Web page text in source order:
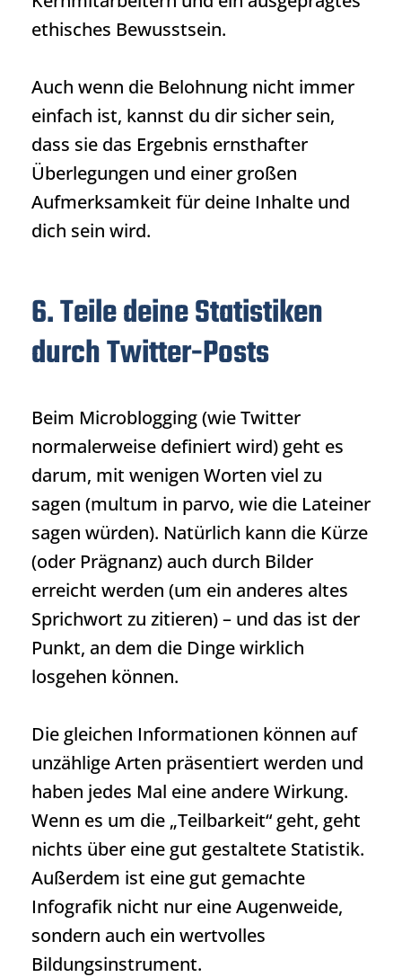
ethisches Bewusstsein.
Auch wenn die Belohnung nicht immer
einfach ist, kannst du dir sicher sein,
dass sie das Ergebnis ernsthafter
Überlegungen und einer großen
Aufmerksamkeit für deine Inhalte und
dich sein wird.
6. Teile deine Statistiken
durch Twitter-Posts
Beim Microblogging (wie Twitter
normalerweise definiert wird) geht es
darum, mit wenigen Worten viel zu
sagen (multum in parvo, wie die Lateiner
sagen würden). Natürlich kann die Kürze
(oder Prägnanz) auch durch Bilder
erreicht werden (um ein anderes altes
Sprichwort zu zitieren) – und das ist der
Punkt, an dem die Dinge wirklich
losgehen können.
Die gleichen Informationen können auf
unzählige Arten präsentiert werden und
haben jedes Mal eine andere Wirkung.
Wenn es um die „Teilbarkeit“ geht, geht
nichts über eine gut gestaltete Statistik.
Außerdem ist eine gut gemachte
Infografik nicht nur eine Augenweide,
sondern auch ein wertvolles
Bildungsinstrument.